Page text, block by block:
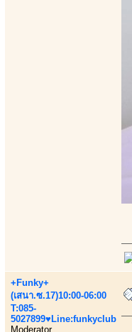
+Funky+
(เสนา.ซ.17)10:00-06:00
T:085-
5027899♥Line:funkyclub
Moderator